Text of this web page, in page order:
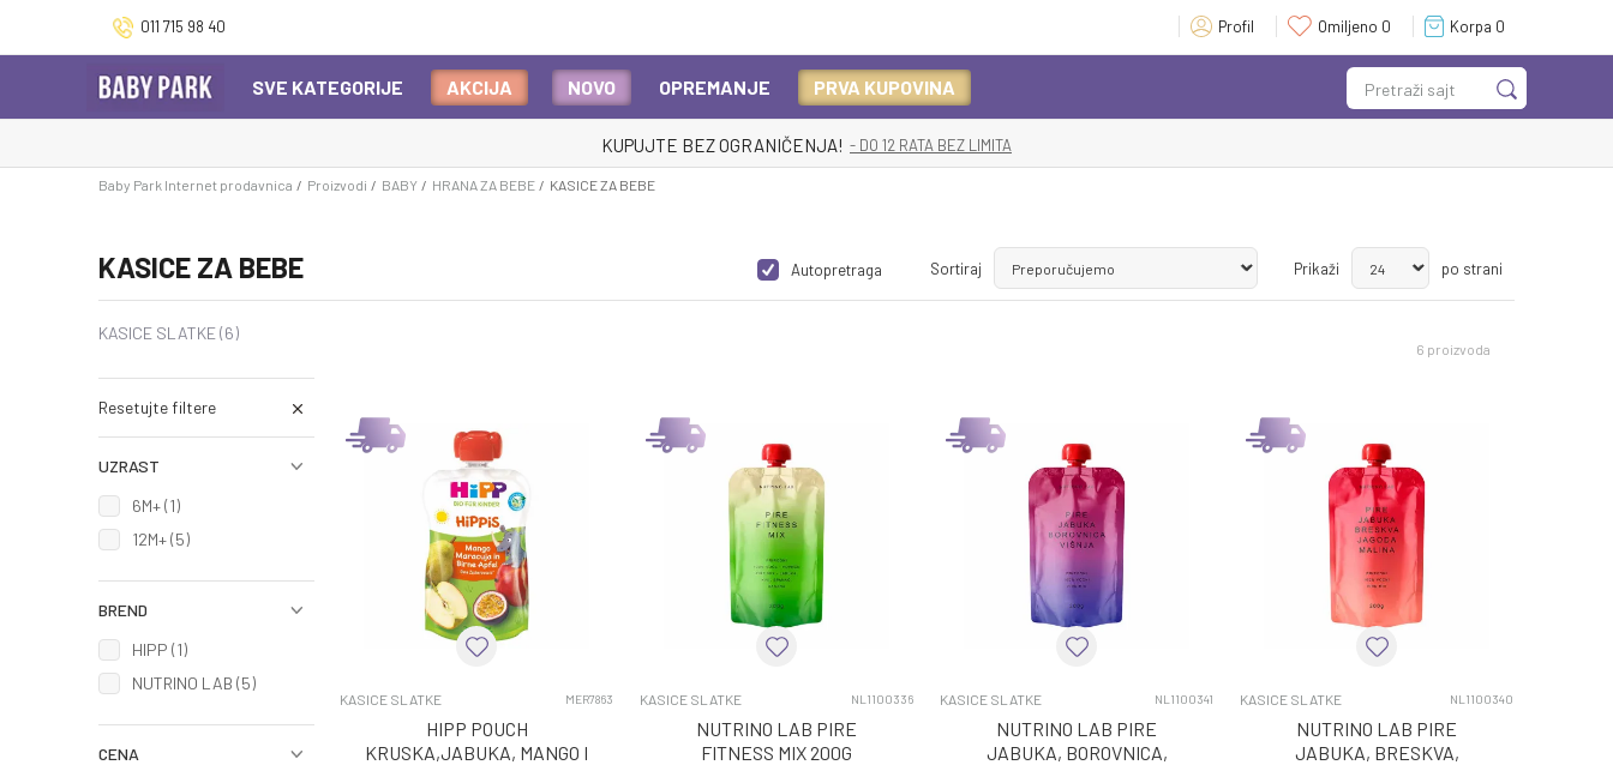
011 715 98 40 Profil Omiljeno 0 Korpa 0
Pretraži sajt
SVE KATEGORIJE AKCIJA NOVO OPREMANJE PRVA KUPOVINA
KUPUJTE BEZ OGRANIČENJA! - DO 12 RATA BEZ LIMITA
Baby Park Internet prodavnica Proizvodi BABY HRANA ZA BEBE KASICE ZA BEBE
KASICE ZA BEBE Autopretraga Sortiraj Prikaži po strani
KASICE SLATKE(6)
Resetujte filtere
UZRAST
6M+ (1)
12M+ (5)
BREND
HIPP (1)
NUTRINO LAB (5)
CENA
6 proizvoda
KASICE SLATKE MER7863
HIPP POUCH
KRUSKA,JABUKA, MANGO I
KASICE SLATKE NL1100336
NUTRINO LAB PIRE
FITNESS MIX 200G
KASICE SLATKE NL1100341
NUTRINO LAB PIRE
JABUKA, BOROVNICA,
KASICE SLATKE NL1100340
NUTRINO LAB PIRE
JABUKA, BRESKVA,